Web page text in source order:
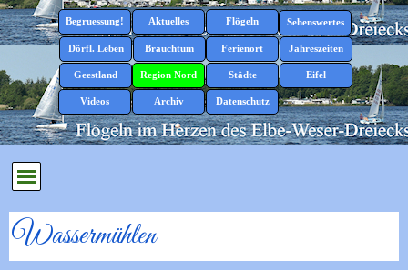
Direkt zum Seiteninhalt
Menü überspringen
Begruessung! Aktuelles ▼
Flögeln ▼
Sehenswertes ▼
Dörfl. Leben ▼
Brauchtum ▼
Ferienort ▼
Jahreszeiten
Geestland ▼
Region Nord ▼
Städte ▼
Eifel ▼
Videos Archiv ▼
Datenschutz
Wassermühlen